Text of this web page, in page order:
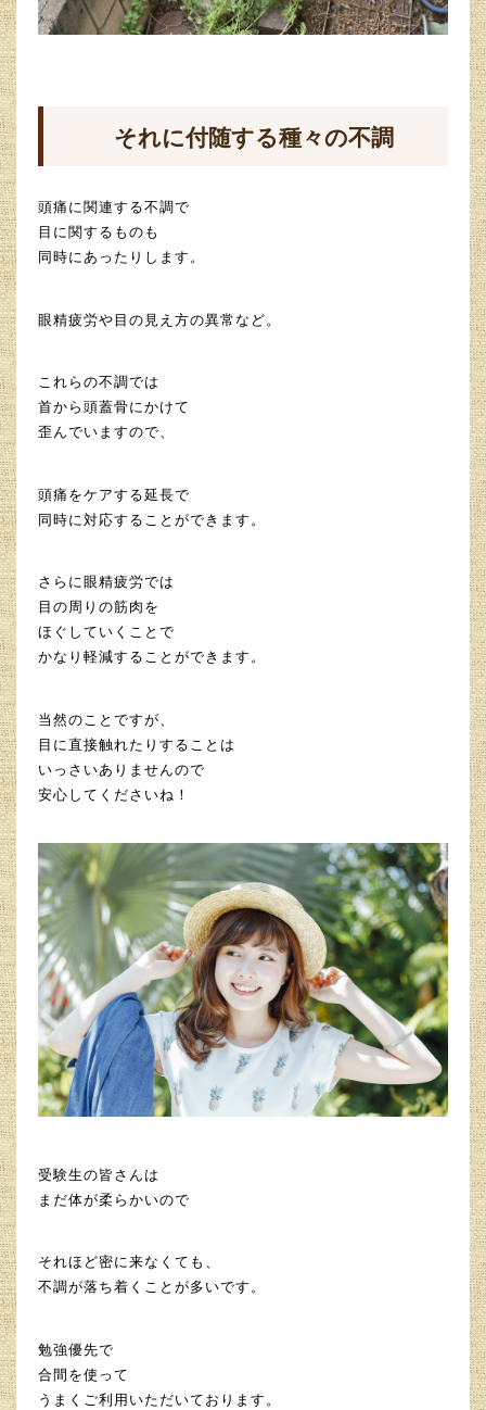
それに付随する種々の不調
頭痛に関連する不調で
目に関するものも
同時にあったりします。
眼精疲労や目の見え方の異常など。
これらの不調では
首から頭蓋骨にかけて
歪んでいますので、
頭痛をケアする延長で
同時に対応することができます。
さらに眼精疲労では
目の周りの筋肉を
ほぐしていくことで
かなり軽減することができます。
当然のことですが、
目に直接触れたりすることは
いっさいありませんので
安心してくださいね！
受験生の皆さんは
まだ体が柔らかいので
それほど密に来なくても、
不調が落ち着くことが多いです。
勉強優先で
合間を使って
うまくご利用いただいております。